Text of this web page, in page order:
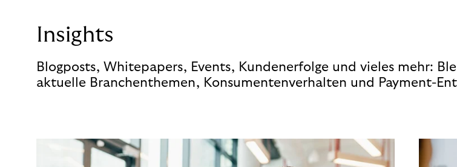
Insights
Blogposts, Whitepapers, Events, Kundenerfolge und vieles mehr:
aktuelle Branchenthemen, Konsumentenverhalten und Payment-